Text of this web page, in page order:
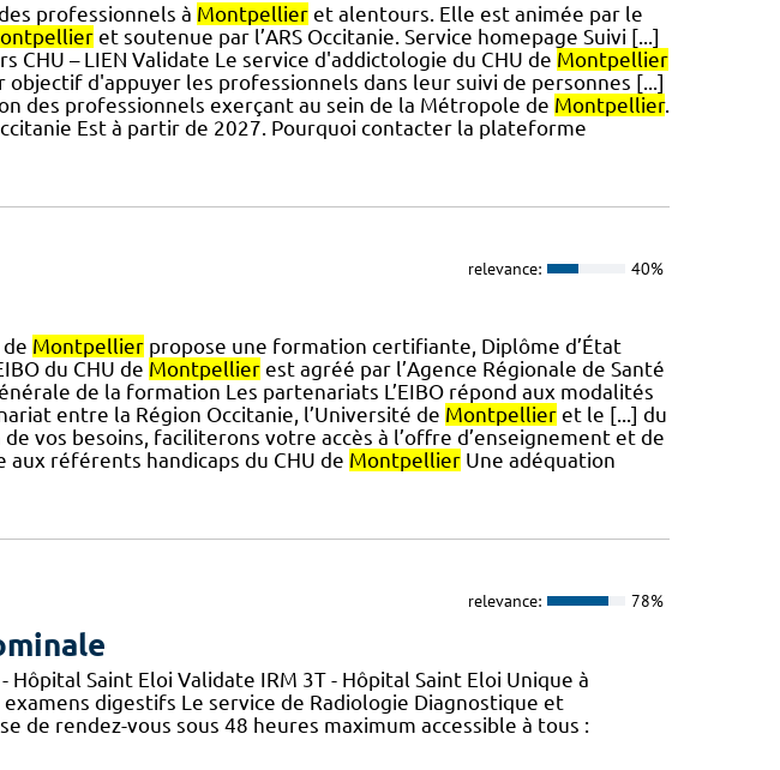
professionnels à Montpellieret alentours. Elle est animée par le
et soutenue par l’ARS Occitanie. Service homepage Suivi [...]
CHU – LIEN Validate Le service d'addictologie du CHU de Montpellier
d'appuyer les professionnels dans leur suivi de personnes [...]
des professionnels exerçant au sein de la Métropole de Montpellier.
Est à partir de 2027. Pourquoi contacter la plateforme
relevance: 40%
Montpellierpropose une formation certifiante, Diplôme d’État
du CHU de Montpellierest agréé par l’Agence Régionale de Santé
de la formation Les partenariats L’EIBO répond aux modalités
entre la Région Occitanie, l’Université de Montpellieret le [...] du
vos besoins, faciliterons votre accès à l’offre d’enseignement et de
référents handicaps du CHU de MontpellierUne adéquation
relevance: 78%
Saint Eloi Validate IRM 3T - Hôpital Saint Eloi Unique à
digestifs Le service de Radiologie Diagnostique et
de rendez-vous sous 48 heures maximum accessible à tous :